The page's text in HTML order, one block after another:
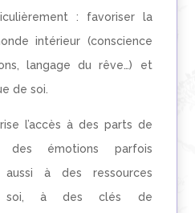
: favoriser la
intérieur (conscience
langage du rêve…) et
de soi.
l’accès à des parts de
des émotions parfois
aussi à des ressources
soi, à des clés de